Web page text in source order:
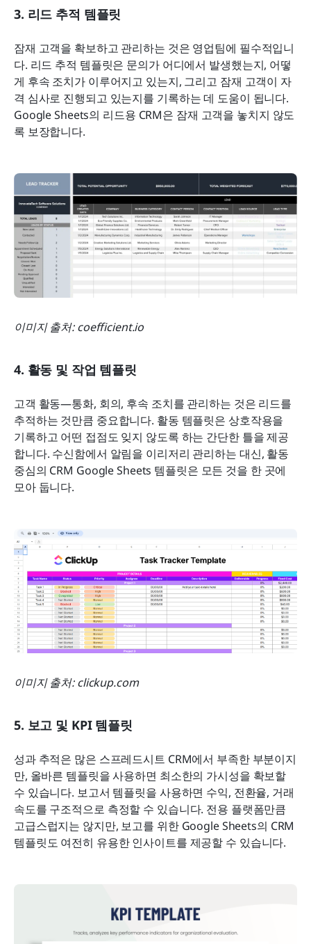
3. 리드 추적 템플릿
잠재 고객을 확보하고 관리하는 것은 영업팀에 필수적입니
다. 리드 추적 템플릿은 문의가 어디에서 발생했는지, 어떻
게 후속 조치가 이루어지고 있는지, 그리고 잠재 고객이 자
격 심사로 진행되고 있는지를 기록하는 데 도움이 됩니다.
Google Sheets의 리드용 CRM은 잠재 고객을 놓치지 않도
록 보장합니다.
이미지 출처: coefficient.io
4. 활동 및 작업 템플릿
고객 활동—통화, 회의, 후속 조치를 관리하는 것은 리드를
추적하는 것만큼 중요합니다. 활동 템플릿은 상호작용을
기록하고 어떤 접점도 잊지 않도록 하는 간단한 틀을 제공
합니다. 수신함에서 알림을 이리저리 관리하는 대신, 활동
중심의 CRM Google Sheets 템플릿은 모든 것을 한 곳에
모아 둡니다.
이미지 출처: clickup.com
5. 보고 및 KPI 템플릿
성과 추적은 많은 스프레드시트 CRM에서 부족한 부분이지
만, 올바른 템플릿을 사용하면 최소한의 가시성을 확보할
수 있습니다. 보고서 템플릿을 사용하면 수익, 전환율, 거래
속도를 구조적으로 측정할 수 있습니다. 전용 플랫폼만큼
고급스럽지는 않지만, 보고를 위한 Google Sheets의 CRM
템플릿도 여전히 유용한 인사이트를 제공할 수 있습니다.